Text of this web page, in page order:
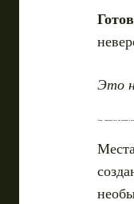
Сочи —
Это
Памир – уникальное место для треккинга и